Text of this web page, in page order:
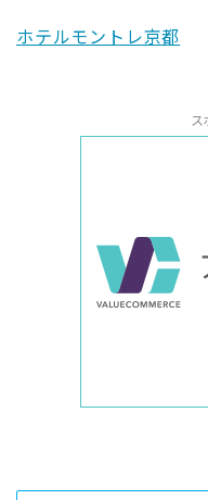
ホテルモントレ京都
ス